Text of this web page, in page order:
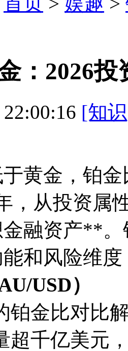
：2026
[知
黄金，铂
，从投资属
融资产**
和风险维
USD）
铂金比对比
超千亿美元